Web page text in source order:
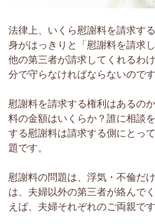
法律上、いくら慰謝料を請求す
身がはっきりと「慰謝料を請求
他の第三者が請求してくれるわ
分で守らなければならないのです
慰謝料を請求する権利はあるの
料の金額はいくらか？誰に相談
する慰謝料は請求する側にとっ
題です。
慰謝料の問題は、浮気・不倫だ
は、夫婦以外の第三者が絡んで
えば、夫婦それぞれのご両親です